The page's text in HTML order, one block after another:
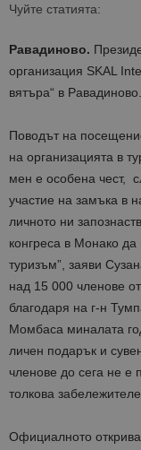
Чуйте статията:
Равадиново.
организация SKAL
вятъра“ в Равадиново.
Поводът на
на организацията в
мен е особена чест,
участие на замъка в
личното ни
конгреса в Монако
туризъм”, заяви
над 15 000 членове
благодаря на г-н
Момбаса миналата
личен подарък и
членове до сега не е
толкова
Официалното